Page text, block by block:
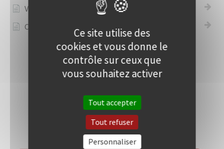
Vos factures d'abonnement
Changez votre abonnement
Ce site utilise des
cookies et vous donne le
contrôle sur ceux que
vous souhaitez activer
Tout accepter
Tout refuser
Personnaliser